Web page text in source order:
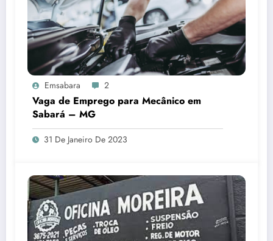
Emsabara 2
Vaga de Emprego para Mecânico em
Sabará – MG
31 De Janeiro De 2023